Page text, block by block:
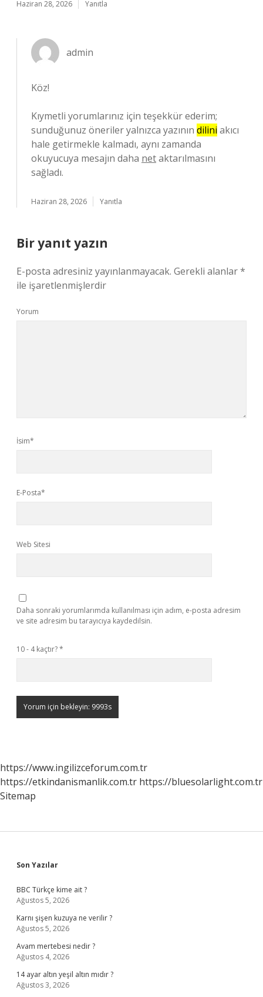
Haziran 28, 2026 Yanıtla
admin
Köz!
Kıymetli yorumlarınız için teşekkür ederim;
sunduğunuz öneriler yalnızca yazının dilini akıcı
hale getirmekle kalmadı, aynı zamanda
okuyucuya mesajın daha netaktarılmasını
sağladı.
Haziran 28, 2026 Yanıtla
Bir yanıt yazın
E-posta adresiniz yayınlanmayacak. Gerekli alanlar*
ile işaretlenmişlerdir
Yorum
İsim*
E-Posta*
Web Sitesi
Daha sonraki yorumlarımda kullanılması için adım, e-posta adresim
ve site adresim bu tarayıcıya kaydedilsin.
10 - 4 kaçtır?*
https://www.ingilizceforum.com.tr
https://etkindanismanlik.com.tr https://bluesolarlight.com.tr
Sitemap
Sidebar
Son Yazılar
BBC Türkçe kime ait ?
Ağustos 5, 2026
Karnı şişen kuzuya ne verilir ?
Ağustos 5, 2026
Avam mertebesi nedir ?
Ağustos 4, 2026
14 ayar altın yeşil altın mıdır ?
Ağustos 3, 2026